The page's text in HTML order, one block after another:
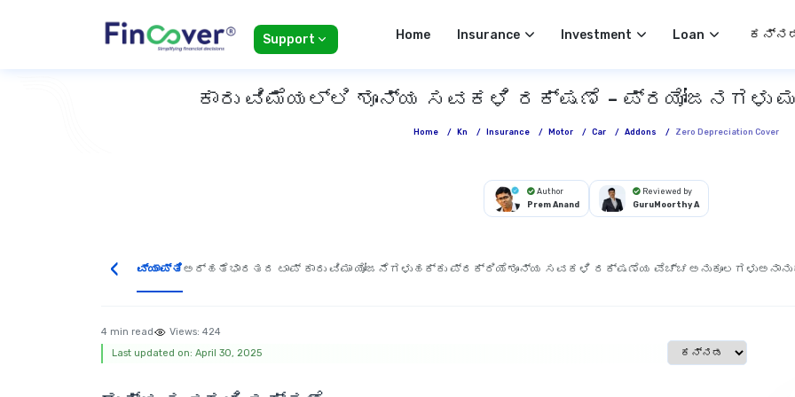
Support Home Insurance Investment Loan Select
ಕಾರು ವಿಮೆಯಲ್ಲಿ ಶೂನ್ಯ ಸವಕಳಿ ರಕ್ಷಣೆ - ಪ್ರಯೋಜನಗಳು
Home / Kn / Insurance / Motor / Car / Addons / Zero Depreciation Cover
Author
Prem Anand
Reviewed by
GuruMoorthy A
‹ ವ್ಯಾಪ್ತಿಅರ್ಹತೆಭಾರತದ ಟಾಪ್ ಕಾರು ವಿಮಾ ಯೋಜನೆಗಳು ಹಕ್ಕು ಪ್ರಕ್ರಿಯೆಶೂನ್ಯ ಸವಕಳಿ ರಕ್ಷಣೆಯ ವೆಚ್ಚ ಅನುಕೂಲಗಳು
4 min read Views: 424
Select language
Last updated on: April 30, 2025